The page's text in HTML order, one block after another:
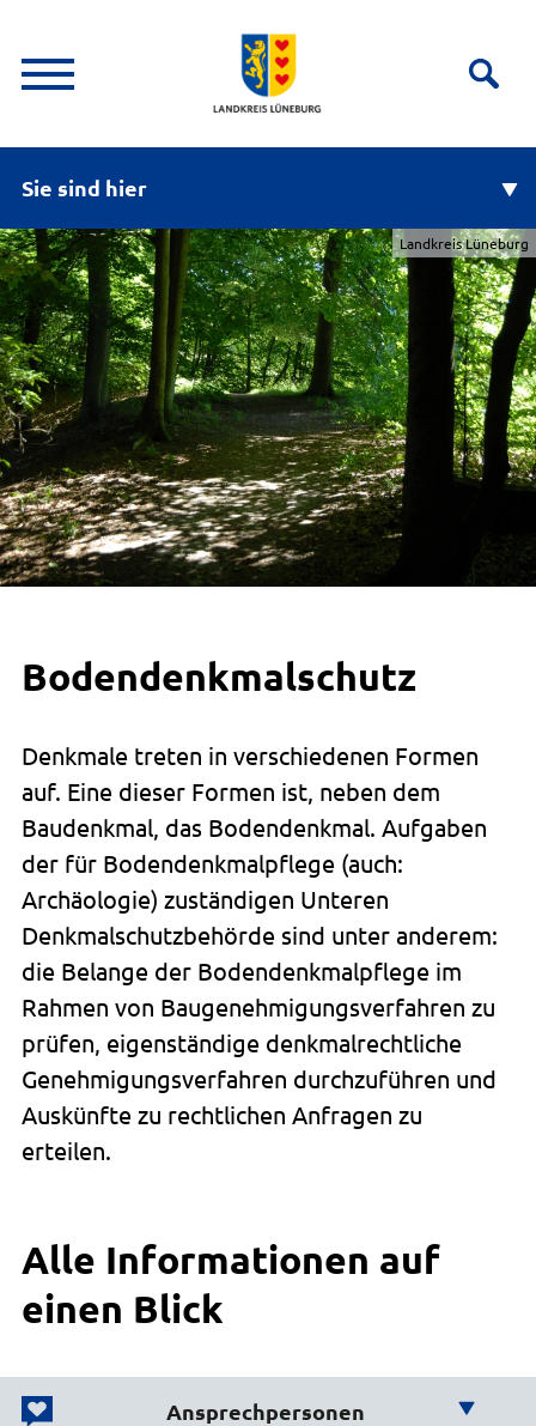
Sie sind hier
Landkreis Lüneburg
Bodendenkmalschutz
Denkmale treten in verschiedenen Formen
auf. Eine dieser Formen ist, neben dem
Baudenkmal, das Bodendenkmal. Aufgaben
der für Bodendenkmalpflege (auch:
Archäologie) zuständigen Unteren
Denkmalschutzbehörde sind unter anderem:
die Belange der Bodendenkmalpflege im
Rahmen von Baugenehmigungsverfahren zu
prüfen, eigenständige denkmalrechtliche
Genehmigungsverfahren durchzuführen und
Auskünfte zu rechtlichen Anfragen zu
erteilen.
Alle Informationen auf
einen Blick
Ansprechpersonen